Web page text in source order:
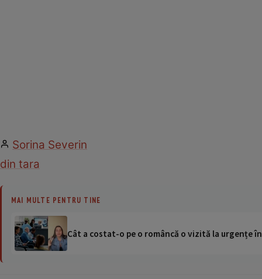
Sorina Severin
din tara
MAI MULTE PENTRU TINE
Cât a costat-o pe o româncă o vizită la urgențe